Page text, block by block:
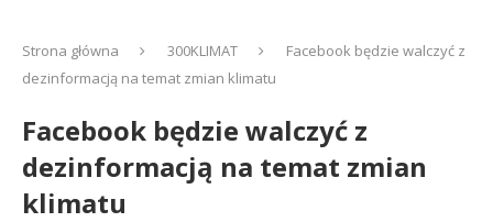
Strona główna 300KLIMAT
Facebook będzie walczyć z
dezinformacją na temat zmian klimatu
Facebook będzie walczyć z
dezinformacją na temat zmian
klimatu